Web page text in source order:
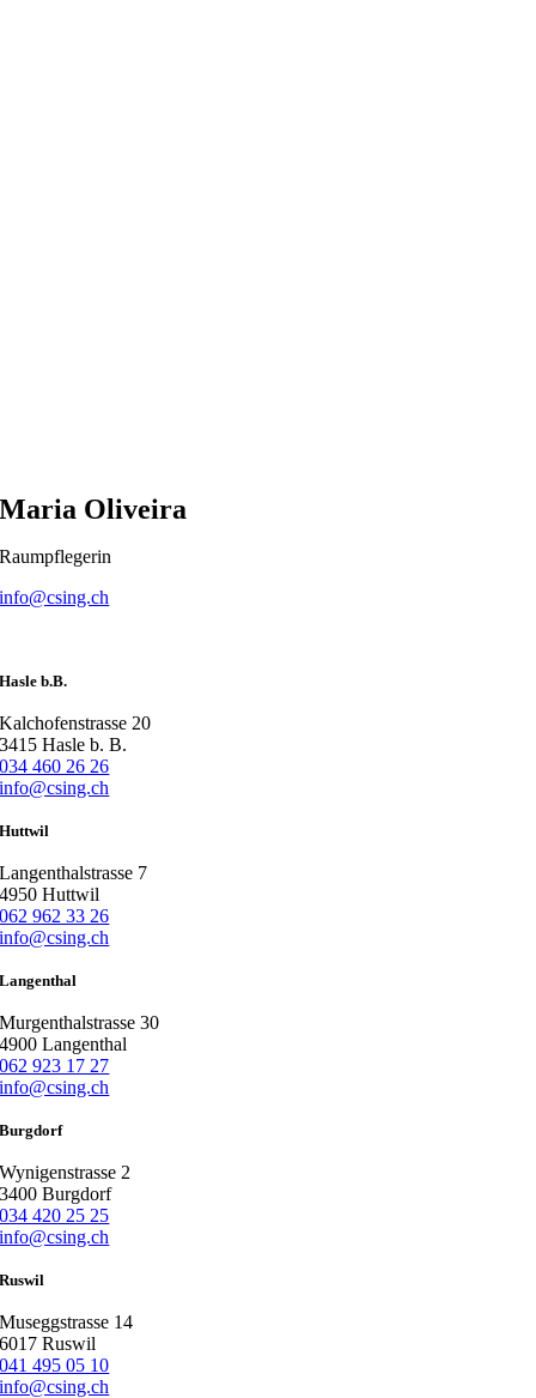
Maria Oliveira
Raumpflegerin
info@csing.ch
Hasle b.B.
Kalchofenstrasse 20
3415 Hasle b. B.
034 460 26 26
info@csing.ch
Huttwil
Langenthalstrasse 7
4950 Huttwil
062 962 33 26
info@csing.ch
Langenthal
Murgenthalstrasse 30
4900 Langenthal
062 923 17 27
info@csing.ch
Burgdorf
Wynigenstrasse 2
3400 Burgdorf
034 420 25 25
info@csing.ch
Ruswil
Museggstrasse 14
6017 Ruswil
041 495 05 10
info@csing.ch